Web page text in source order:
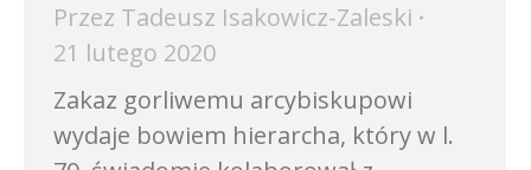
Przez Tadeusz Isakowicz-Zaleski
21 lutego 2020
Zakaz gorliwemu arcybiskupowi
wydaje bowiem hierarcha, który w l.